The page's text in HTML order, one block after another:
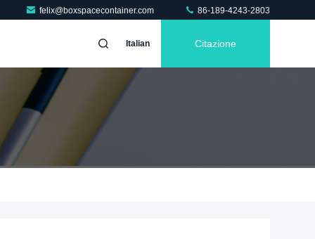
felix@boxspacecontainer.com 86-189-4243-2803
Italian Citazione